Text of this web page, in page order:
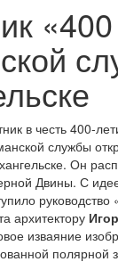
в честь 400-
службы
Он
Двины. С
руководство
архитектору
изваяние
полярной